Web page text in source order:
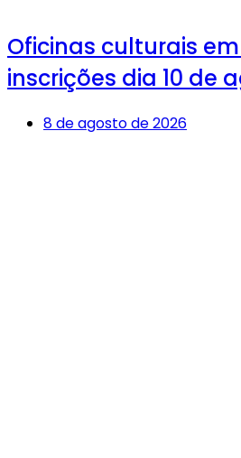
Oficinas culturais
inscrições dia 10 de
8 de agosto de 2026